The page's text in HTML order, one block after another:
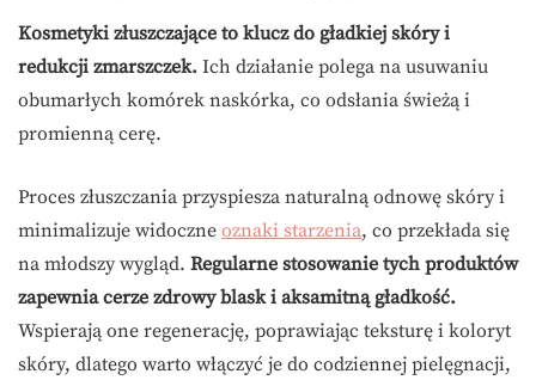
Kosmetyki złuszczające to klucz do gładkiej skóry i
redukcji zmarszczek. Ich działanie polega na usuwaniu
obumarłych komórek naskórka, co odsłania świeżą i
promienną cerę.
Proces złuszczania przyspiesza naturalną odnowę skóry i
minimalizuje widoczne oznaki starzenia, co przekłada się
na młodszy wygląd. Regularne stosowanie tych produktów
zapewnia cerze zdrowy blask i aksamitną gładkość.
Wspierają one regenerację, poprawiając teksturę i koloryt
skóry, dlatego warto włączyć je do codziennej pielęgnacji,